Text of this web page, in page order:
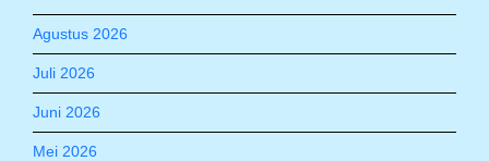
Agustus 2026
Juli 2026
Juni 2026
Mei 2026